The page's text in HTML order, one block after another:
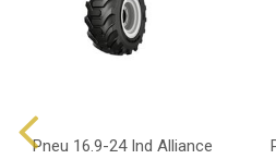
Pneu 16.9-24 Ind Alliance